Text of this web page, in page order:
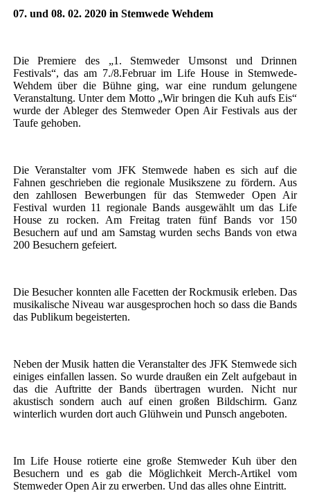
07. und 08. 02. 2020 in Stemwede Wehdem
Die Premiere des „1. Stemweder Umsonst und Drinnen
Festivals“, das am 7./8.Februar im Life House in Stemwede-
Wehdem über die Bühne ging, war eine rundum gelungene
Veranstaltung. Unter dem Motto „Wir bringen die Kuh aufs Eis“
wurde der Ableger des Stemweder Open Air Festivals aus der
Taufe gehoben.
Die Veranstalter vom JFK Stemwede haben es sich auf die
Fahnen geschrieben die regionale Musikszene zu fördern. Aus
den zahllosen Bewerbungen für das Stemweder Open Air
Festival wurden 11 regionale Bands ausgewählt um das Life
House zu rocken. Am Freitag traten fünf Bands vor 150
Besuchern auf und am Samstag wurden sechs Bands von etwa
200 Besuchern gefeiert.
Die Besucher konnten alle Facetten der Rockmusik erleben. Das
musikalische Niveau war ausgesprochen hoch so dass die Bands
das Publikum begeisterten.
Neben der Musik hatten die Veranstalter des JFK Stemwede sich
einiges einfallen lassen. So wurde draußen ein Zelt aufgebaut in
das die Auftritte der Bands übertragen wurden. Nicht nur
akustisch sondern auch auf einen großen Bildschirm. Ganz
winterlich wurden dort auch Glühwein und Punsch angeboten.
Im Life House rotierte eine große Stemweder Kuh über den
Besuchern und es gab die Möglichkeit Merch-Artikel vom
Stemweder Open Air zu erwerben. Und das alles ohne Eintritt.